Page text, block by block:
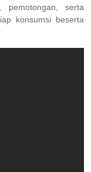
pemotongan, serta
konsumsi beserta